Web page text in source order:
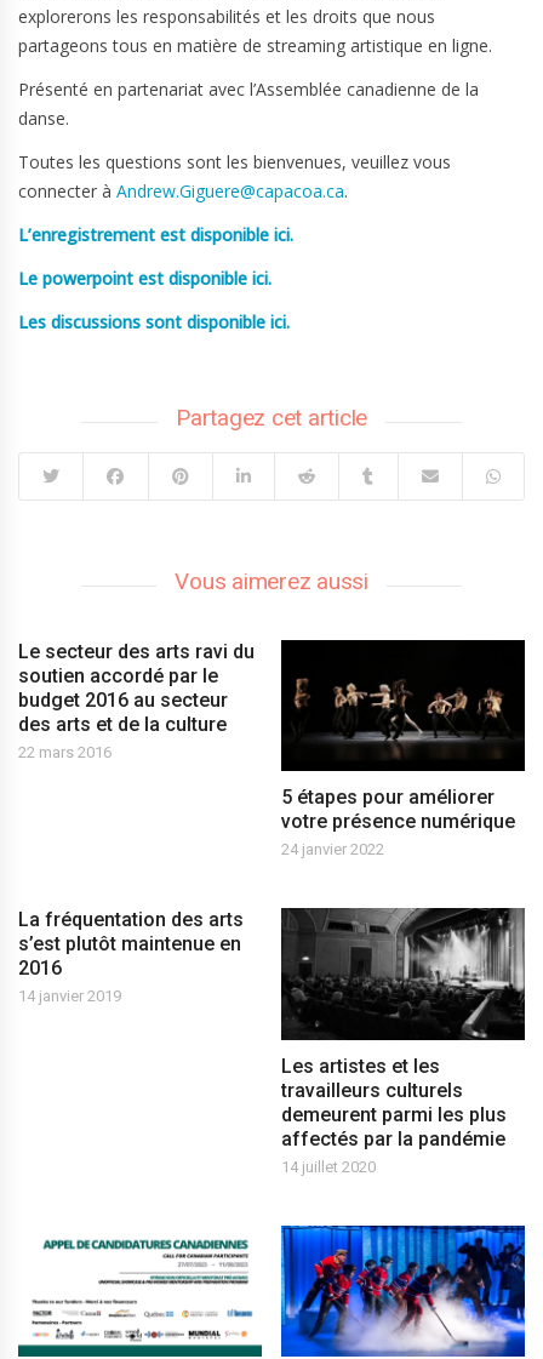
explorerons les responsabilités et les droits que nous
partageons tous en matière de streaming artistique en ligne.
Présenté en partenariat avec l’Assemblée canadienne de la
danse.
Toutes les questions sont les bienvenues, veuillez vous
connecter à Andrew.Giguere@capacoa.ca.
L’enregistrement est disponible ici.
Le powerpoint est disponible ici.
Les discussions sont disponible ici.
Partagez cet article
Vous aimerez aussi
Le secteur des arts ravi du
soutien accordé par le
budget 2016 au secteur
des arts et de la culture
22 mars 2016
5 étapes pour améliorer
votre présence numérique
24 janvier 2022
La fréquentation des arts
s’est plutôt maintenue en
2016
14 janvier 2019
Les artistes et les
travailleurs culturels
demeurent parmi les plus
affectés par la pandémie
14 juillet 2020